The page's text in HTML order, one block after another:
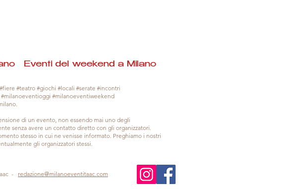
Eventi del weekend a Milano
#teatro #giochi #locali #serate #incontri
#milanoeventiweekend
di un evento, non essendo mai uno degli
senza avere un contatto diretto con gli organizzatori.
stesso in cui ne venisse informato. Preghiamo i nostri
gli organizzatori stessi.
- redazione@milanoeventitaac.com